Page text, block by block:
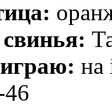
на
46